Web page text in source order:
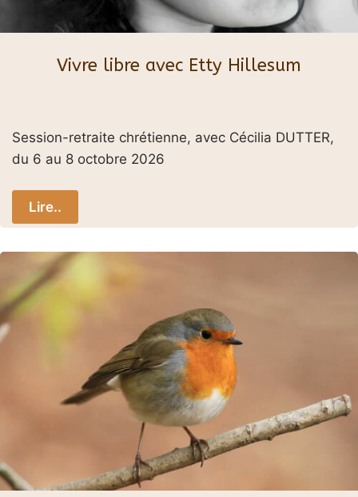
Vivre libre avec Etty Hillesum
Session-retraite chrétienne, avec Cécilia DUTTER,
du 6 au 8 octobre 2026
Lire..